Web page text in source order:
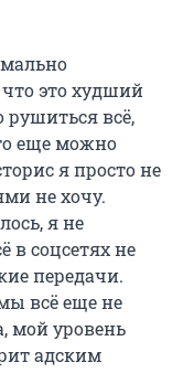
это худший
рушиться всё,
еще можно
я просто не
не хочу.
я не
в соцсетях не
передачи.
всё еще не
мой уровень
адским